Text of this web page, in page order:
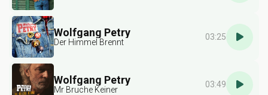
Wolfgang Petry
Der Himmel Brennt
03:25
Wolfgang Petry
Mr Bruche Keiner
03:49